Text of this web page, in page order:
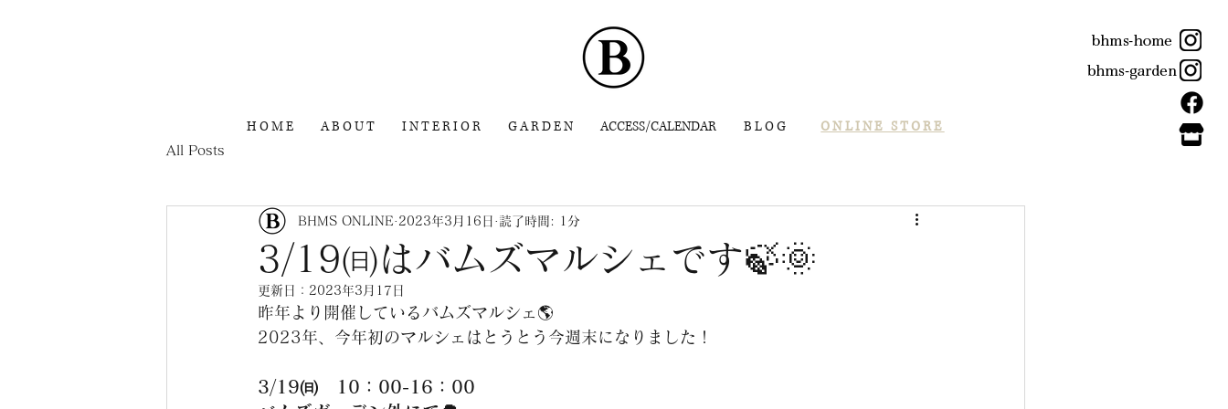
H O M E A B O U T I N T E R I O R G A R D E N ACCESS/CALENDAR B L O G ONLINE STORE
All Posts
3/19㈰はバムズマルシェです🍃🌞
BHMS ONLINE 2023年3月16日 読了時間: 1分
更新日： 2023年3月17日
昨年より開催しているバムズマルシェ🌎
2023年、今年初のマルシェはとうとう今週末になりました！
3/19㈰　10：00-16：00